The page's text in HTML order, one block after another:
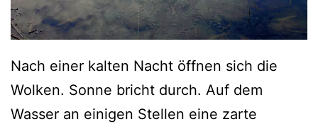
Nach einer kalten Nacht öffnen sich die
Wolken. Sonne bricht durch. Auf dem
Wasser an einigen Stellen eine zarte